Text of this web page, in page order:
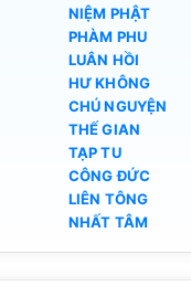
NIỆM PHẬT
PHÀM PHU
LUÂN HỒI
HƯ KHÔNG
CHÚ NGUYỆN
THẾ GIAN
TẠP TU
CÔNG ĐỨC
LIÊN TÔNG
NHẤT TÂM